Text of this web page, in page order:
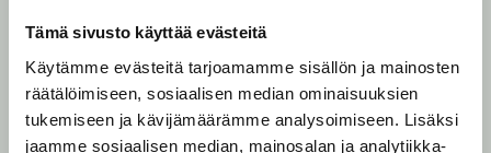
Tämä sivusto käyttää evästeitä
Käytämme evästeitä tarjoamamme sisällön ja mainosten
räätälöimiseen, sosiaalisen median ominaisuuksien
tukemiseen ja kävijämäärämme analysoimiseen. Lisäksi
jaamme sosiaalisen median, mainosalan ja analytiikka-
Kirjan kuvapankkikuvat
Osta teos